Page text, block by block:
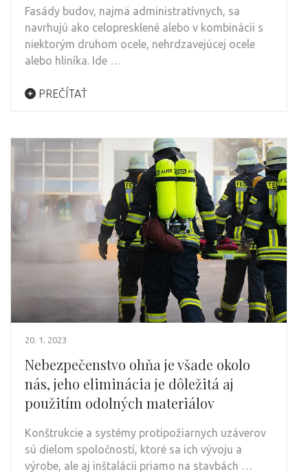
Fasády budov, najmä administratívnych, sa
navrhujú ako celopresklené alebo v kombinácii s
niektorým druhom ocele, nehrdzavejúcej ocele
alebo hliníka. Ide …
PREČÍTAŤ
20. 1. 2023
Nebezpečenstvo ohňa je všade okolo
nás, jeho eliminácia je dôležitá aj
použitím odolných materiálov
Konštrukcie a systémy protipožiarnych uzáverov
sú dielom spoločností, ktoré sa ich vývoju a
výrobe, ale aj inštalácii priamo na stavbách …